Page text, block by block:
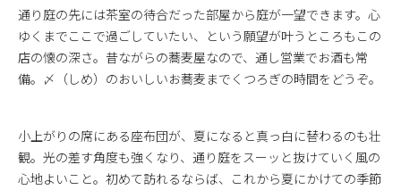
通り庭の先には茶室の待合だった部屋から庭が一望できます。心
ゆくまでここで過ごしていたい、という願望が叶うところもこの
店の懐の深さ。昔ながらの蕎麦屋なので、通し営業でお酒も常
備。〆（しめ）のおいしいお蕎麦までくつろぎの時間をどうぞ。
小上がりの席にある座布団が、夏になると真っ白に替わるのも壮
観。光の差す角度も強くなり、通り庭をスーッと抜けていく風の
心地よいこと。初めて訪れるならば、これから夏にかけての季節